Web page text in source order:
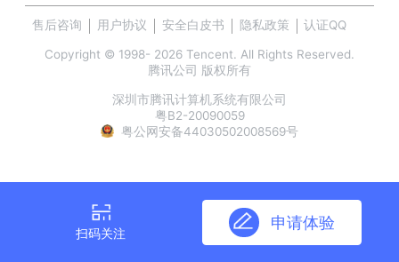
扫码关注
申请体验
售后咨询 用户协议 安全白皮书 隐私政策 认证QQ
Copyright © 1998- 2026 Tencent. All Rights Reserved.
腾讯公司 版权所有
深圳市腾讯计算机系统有限公司
粤B2-20090059
粤公网安备44030502008569号